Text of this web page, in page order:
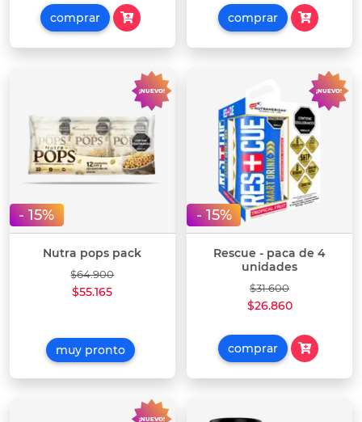
comprar comprar
- 15%
¡NUEVO!
Nutra pops pack
$64.900
$55.165
muy pronto
- 15%
¡NUEVO!
Rescue - paca de 4
unidades
$31.600
$26.860
comprar
¡NUEVO!